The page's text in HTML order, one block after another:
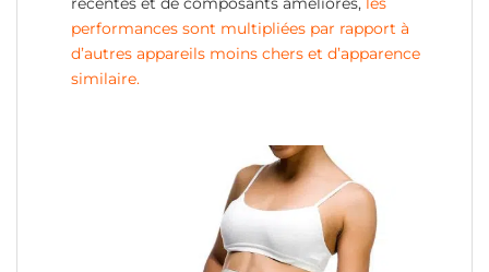
performances sont multipliées par rapport à
d’autres appareils moins chers et d’apparence
similaire.